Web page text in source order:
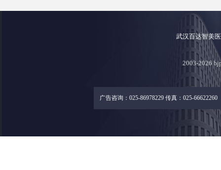
武汉百达智美
2003-2026
广告咨询：025-86978229 传真：025-66622260